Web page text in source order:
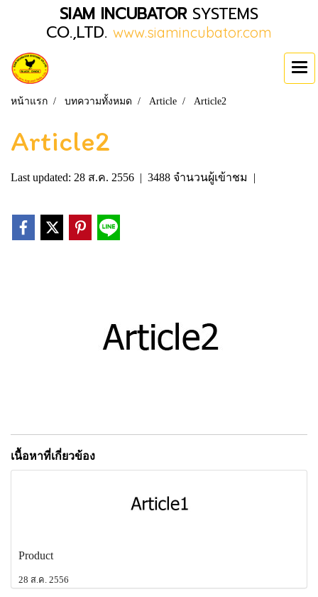
SIAM INCUBATORSYSTEMS
CO.,LTD. www.siamincubator.com
หน้าแรก บทความทั้งหมด Article Article2
Article2
Last updated: 28 ส.ค. 2556 | 3488 จำนวนผู้เข้าชม |
เนื้อหาที่เกี่ยวข้อง
Product
28 ส.ค. 2556